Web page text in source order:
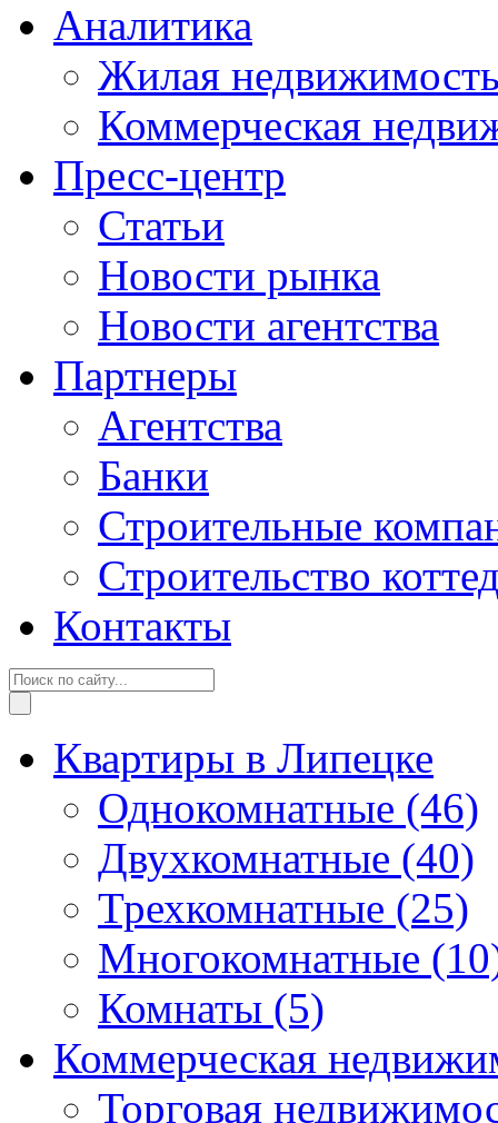
Аналитика
Жилая
Коммерческая
Пресс-центр
Статьи
Новости рынка
Новости агентства
Партнеры
Агентства
Банки
Строительные
Строительство
Контакты
Квартиры в Липецке
Однокомнатные (46)
Двухкомнатные (40)
Трехкомнатные (25)
Многокомнатные
Комнаты (5)
Коммерческая
Торговая